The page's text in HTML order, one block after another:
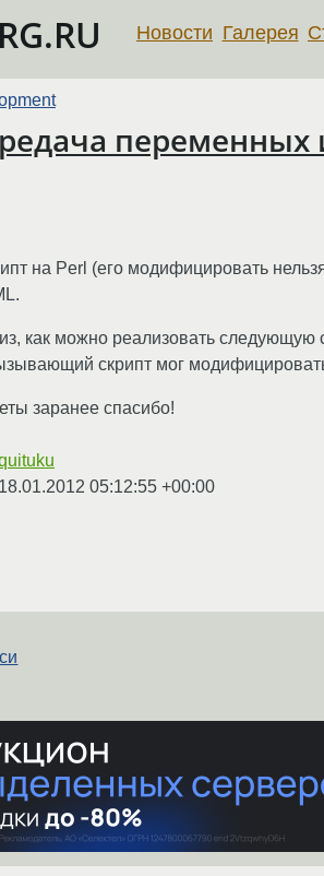
Новости Галерея
переменных
на Perl (его модифицировать
как можно реализовать
скрипт мог
заранее спасибо!
18.01.2012 05:12:55 +00:00